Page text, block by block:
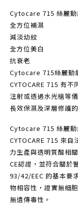
Cytocare 715 絲麗動
全方位補濕
減淡幼紋
全方位美白
抗衰老
Cytocare 715絲麗動
CYTOCARE 715 有
注射或透過水光槍等
長效保濕及深層修護
Cytocare 715 絲麗動
CYTOCARE 715 來自
力生產與透明質酸相
CE認證，並符合關於
93/42/EEC 的基本要
物相容性，證實無細
無遺傳毒性。